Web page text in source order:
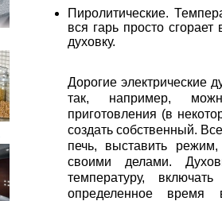
Пиролитические.
вся гарь просто
духовку.
Дорогие электрические
так, например,
приготовления (в
создать собственный.
печь, выставить
своими делами.
температуру,
определенное время